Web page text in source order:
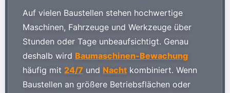
Auf vielen Baustellen stehen hochwertige
Maschinen, Fahrzeuge und Werkzeuge über
Stunden oder Tage unbeaufsichtigt. Genau
deshalb wird Baumaschinen-Bewachung
häufig mit 24/7 und Nacht kombiniert. Wenn
Baustellen an größere Betriebsflächen oder